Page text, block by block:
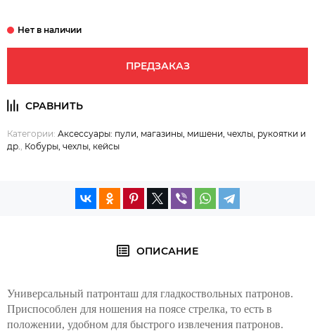
ПРЕДЗАКАЗ
Категории: Аксессуары: пули, магазины, мишени, чехлы, рукоятки и
др.
Кобуры, чехлы, кейсы
ОПИСАНИЕ
Универсальный патронташ для гладкоствольных патронов.
Приспособлен для ношения на поясе стрелка, то есть в
положении, удобном для быстрого извлечения патронов.